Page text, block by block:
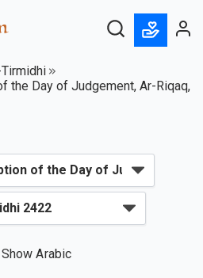
the Day of Judgement, Ar-Riqaq,
Show Arabic